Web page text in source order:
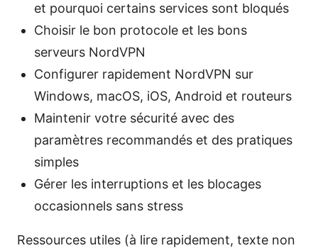
et pourquoi certains services sont bloqués
Choisir le bon protocole et les bons
serveurs NordVPN
Configurer rapidement NordVPN sur
Windows, macOS, iOS, Android et routeurs
Maintenir votre sécurité avec des
paramètres recommandés et des pratiques
simples
Gérer les interruptions et les blocages
occasionnels sans stress
Ressources utiles (à lire rapidement, texte non